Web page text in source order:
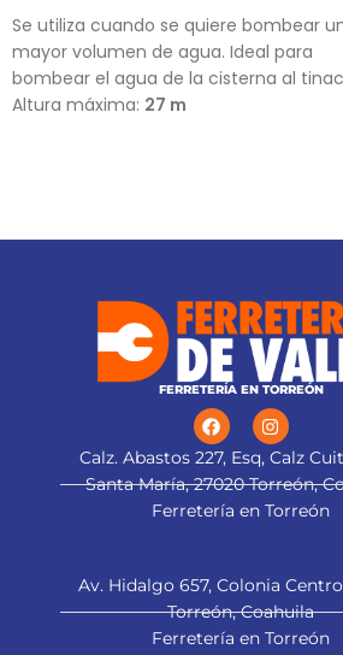
Se utiliza cuando se quiere bombear
mayor volumen de agua. Ideal para
bombear el agua de la cisterna al
Altura máxima: 27 m
FERRETERÍA EN TORREÓN
Calz. Abastos 227, Esq, Calz
Santa María, 27020 Torreón,
Ferretería en Torreón
Av. Hidalgo 657, Colonia
Torreón, Coahuila
Ferretería en Torreón